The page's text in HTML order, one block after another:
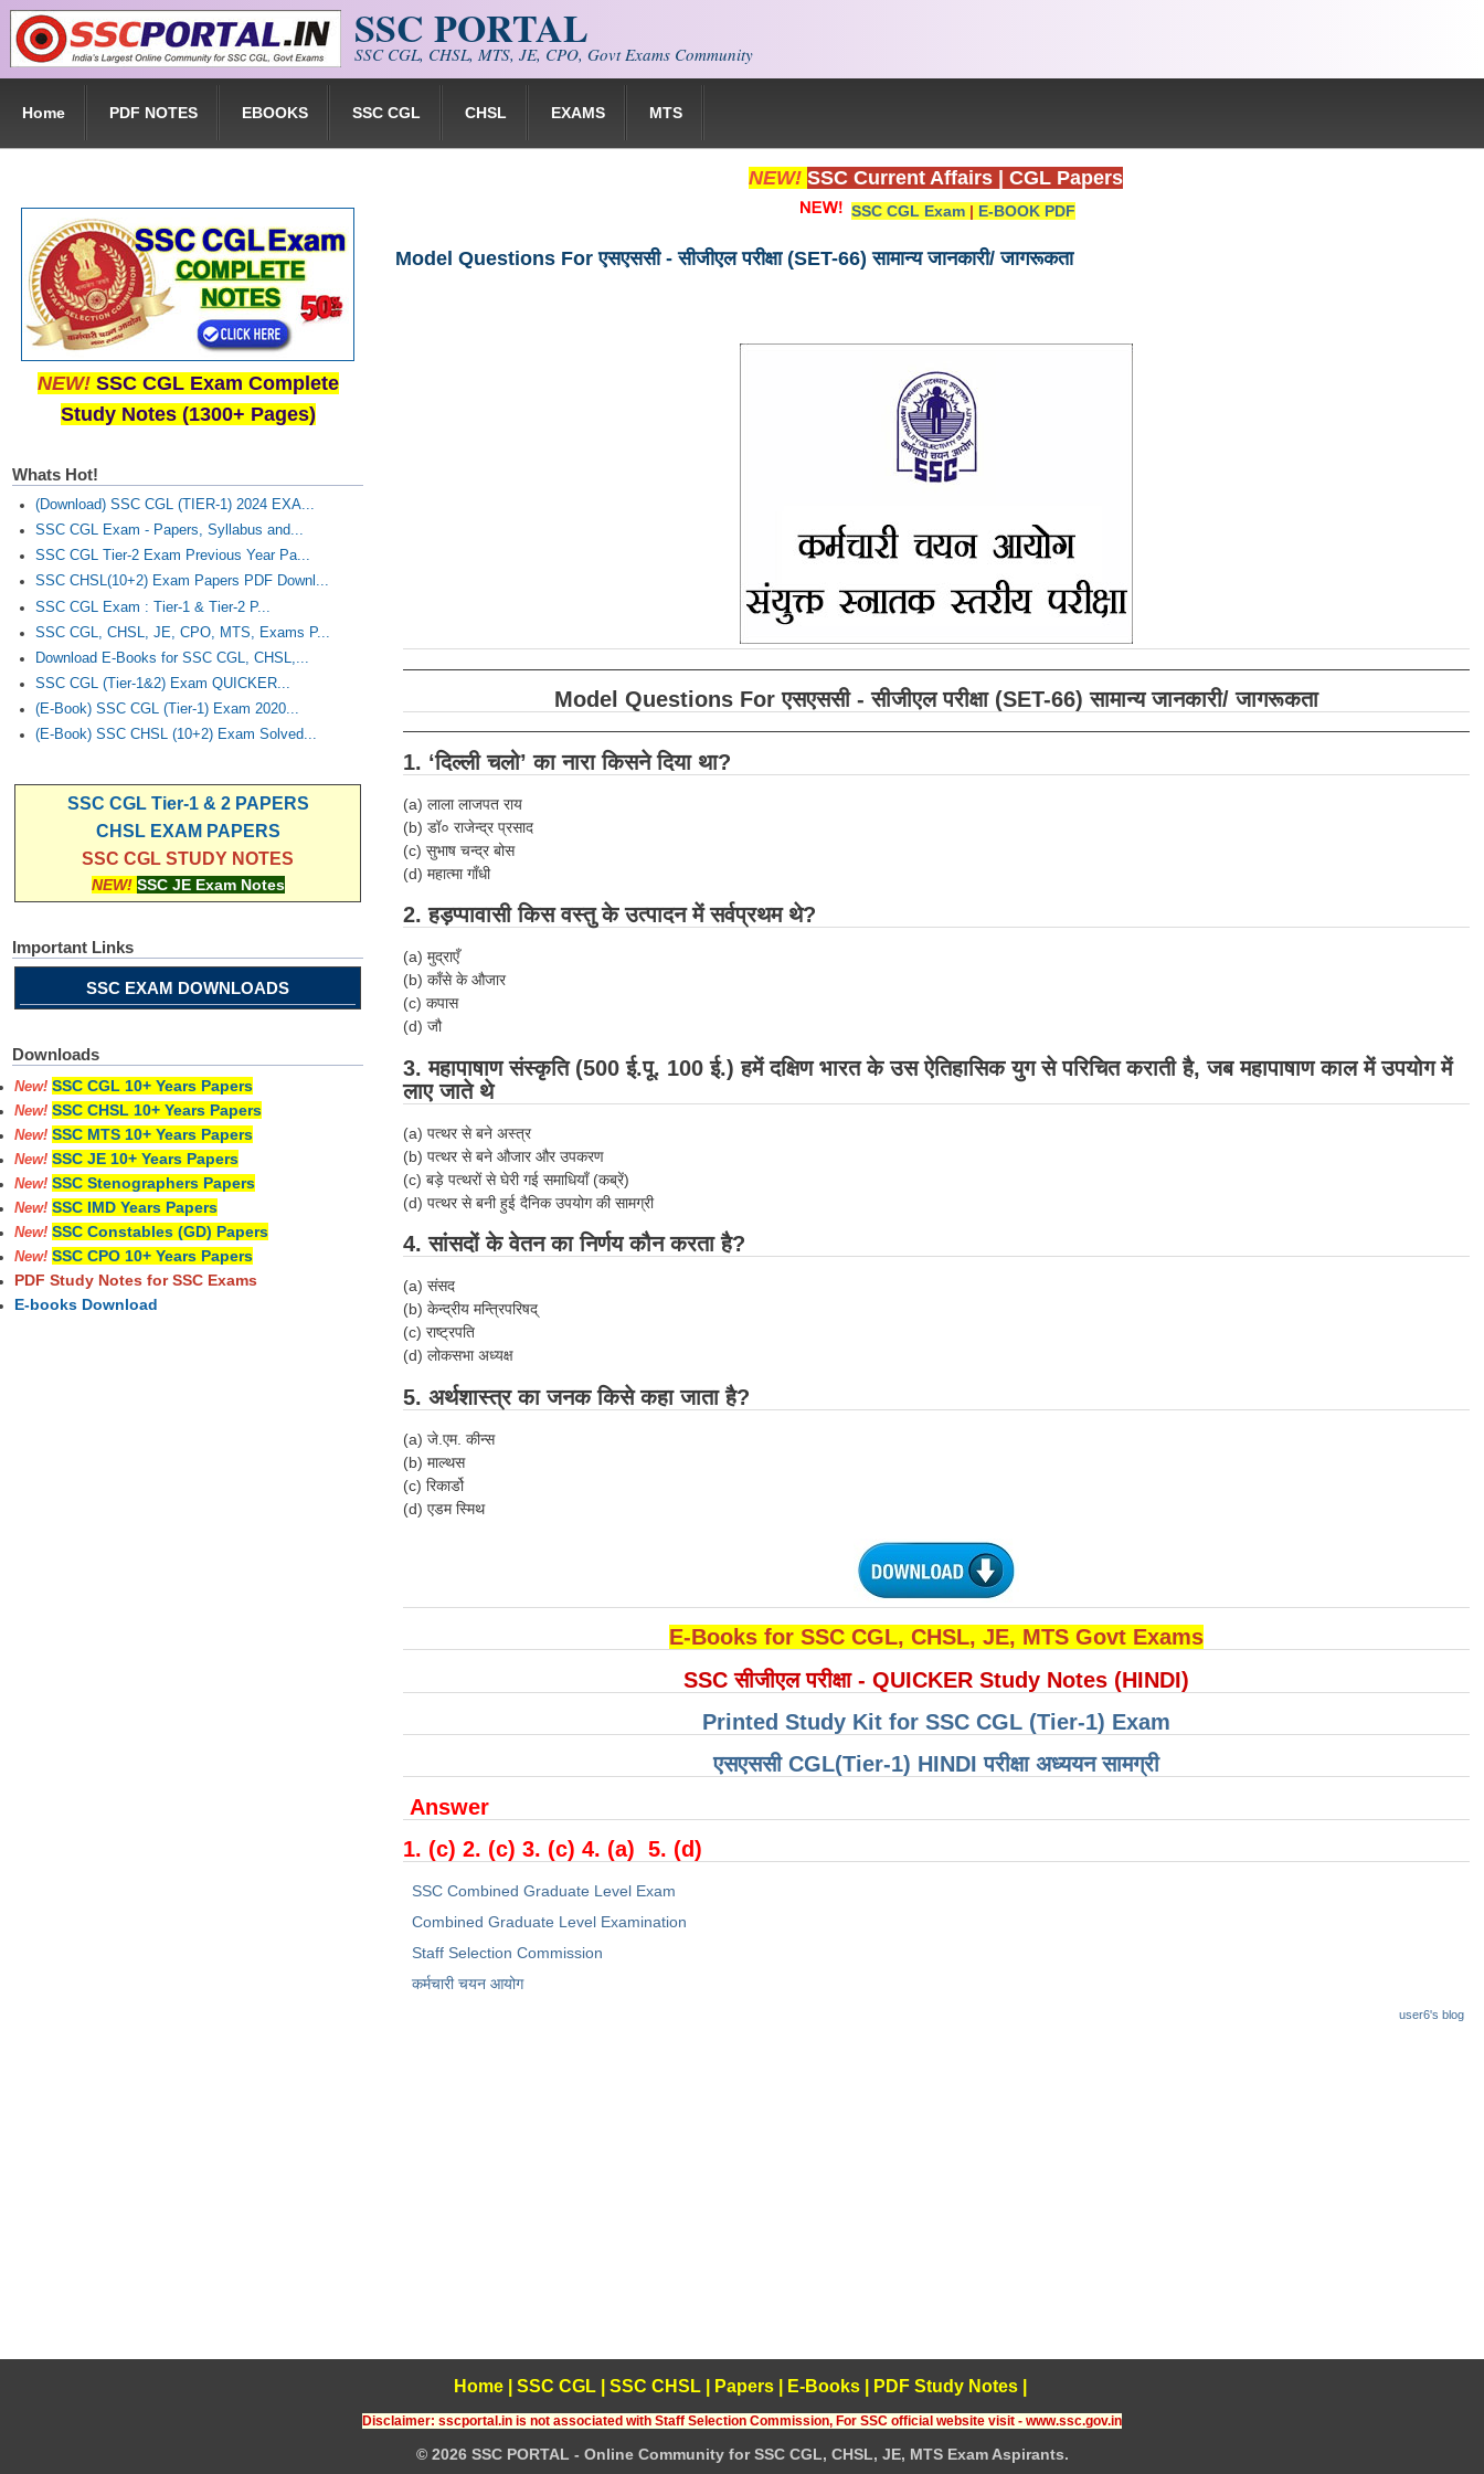
Skip to main content SSC PORTAL
SSC CGL, CHSL, MTS, JE, CPO, Govt Exams Community
Home PDF NOTES EBOOKS SSC CGL CHSL EXAMS MTS
NEW! SSC Current Affairs CGL Papers
SSC CGL Exam | E-BOOK PDF
Model Questions For एसएससी - सीजीएल परीक्षा (SET-66) सामान्य जानकारी/ जागरूकता
Model Questions For एसएससी - सीजीएल परीक्षा (SET-66) सामान्य जानकारी/ जागरूकता
1. ‘दिल्ली चलो’ का नारा किसने दिया था?
(a) लाला लाजपत राय
(b) डॉ० राजेन्द्र प्रसाद
(c) सुभाष चन्द्र बोस
(d) महात्मा गाँधी
2. हड़प्पावासी किस वस्तु के उत्पादन में सर्वप्रथम थे?
(a) मुद्राएँ
(b) काँसे के औजार
(c) कपास
(d) जौ
3. महापाषाण संस्कृति (500 ई.पू. 100 ई.) हमें दक्षिण भारत के उस ऐतिहासिक युग से परिचित कराती है, जब महापाषाण काल में उपयोग में
लाए जाते थे
(a) पत्थर से बने अस्त्र
(b) पत्थर से बने औजार और उपकरण
(c) बड़े पत्थरों से घेरी गई समाधियाँ (कब्रें)
(d) पत्थर से बनी हुई दैनिक उपयोग की सामग्री
4. सांसदों के वेतन का निर्णय कौन करता है?
(a) संसद
(b) केन्द्रीय मन्त्रिपरिषद्
(c) राष्ट्रपति
(d) लोकसभा अध्यक्ष
5. अर्थशास्त्र का जनक किसे कहा जाता है?
(a) जे.एम. कीन्स
(b) माल्थस
(c) रिकार्डो
(d) एडम स्मिथ
E-Books for SSC CGL, CHSL, JE, MTS Govt Exams
SSC सीजीएल परीक्षा - QUICKER Study Notes (HINDI)
Printed Study Kit for SSC CGL (Tier-1) Exam
एसएससी CGL(Tier-1) HINDI परीक्षा ​​अध्ययन सामग्री
Answer
1. (c) 2. (c) 3. (c) 4. (a) 5. (d)
SSC Combined Graduate Level Exam
Combined Graduate Level Examination
Staff Selection Commission
कर्मचारी चयन आयोग
user6's blog
NEW! SSC CGL Exam Complete
Study Notes (1300+ Pages)
Whats Hot!
(Download) SSC CGL (TIER-1) 2024 EXA...
SSC CGL Exam - Papers, Syllabus and...
SSC CGL Tier-2 Exam Previous Year Pa...
SSC CHSL(10+2) Exam Papers PDF Downl...
SSC CGL Exam : Tier-1 & Tier-2 P...
SSC CGL, CHSL, JE, CPO, MTS, Exams P...
Download E-Books for SSC CGL, CHSL,...
SSC CGL (Tier-1&2) Exam QUICKER...
(E-Book) SSC CGL (Tier-1) Exam 2020...
(E-Book) SSC CHSL (10+2) Exam Solved...
SSC CGL Tier-1 & 2 PAPERS
CHSL EXAM PAPERS
SSC CGL STUDY NOTES
NEW! SSC JE Exam Notes
Important Links
SSC EXAM DOWNLOADS
Downloads
New! SSC CGL 10+ Years Papers
New! SSC CHSL 10+ Years Papers
New! SSC MTS 10+ Years Papers
New! SSC JE 10+ Years Papers
New! SSC Stenographers Papers
New! SSC IMD Years Papers
New! SSC Constables (GD) Papers
New! SSC CPO 10+ Years Papers
PDF Study Notes for SSC Exams
E-books Download
Home| SSC CGL| SSC CHSL| Papers| E-Books PDF Study Notes|
Disclaimer: sscportal.in is not associated with Staff Selection Commission, For SSC official website visit - www.ssc.gov.in
© 2026 SSC PORTAL - Online Community for SSC CGL, CHSL, JE, MTS Exam Aspirants.